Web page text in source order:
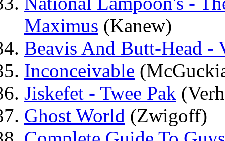
Maximus (Kanew)
Beavis And Butt-Head -
Inconceivable
Jiskefet - Twee Pak
Ghost World (Zwigoff)